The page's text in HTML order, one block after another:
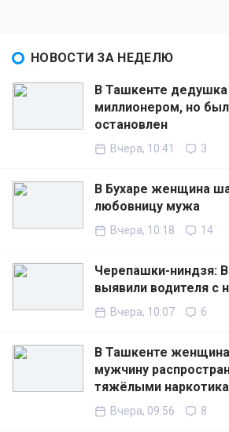
НОВОСТИ ЗА НЕДЕЛЮ
В Ташкенте
миллионером, но
остановлен
Вчера, 10:41 3
В Бухаре женщина
любовницу мужа
Вчера, 10:18 14
Черепашки-ниндзя:
выявили водителя с
Вчера, 10:07 6
В Ташкенте женщина
мужчину
тяжёлыми
Вчера, 09:56 8